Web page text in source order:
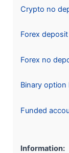
Crypto no
Forex
Forex no
Binary option
Funded
Information: